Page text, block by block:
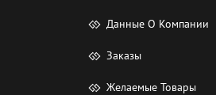
Данные О Компании
Заказы
Желаемые Товары